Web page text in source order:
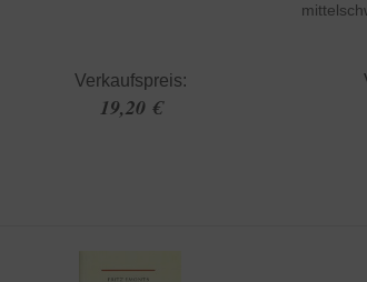
Verkaufspreis:
19,20 €